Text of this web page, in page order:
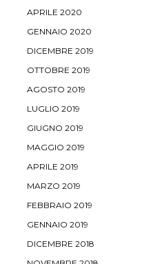
APRILE 2020
GENNAIO 2020
DICEMBRE 2019
OTTOBRE 2019
AGOSTO 2019
LUGLIO 2019
GIUGNO 2019
MAGGIO 2019
APRILE 2019
MARZO 2019
FEBBRAIO 2019
GENNAIO 2019
DICEMBRE 2018